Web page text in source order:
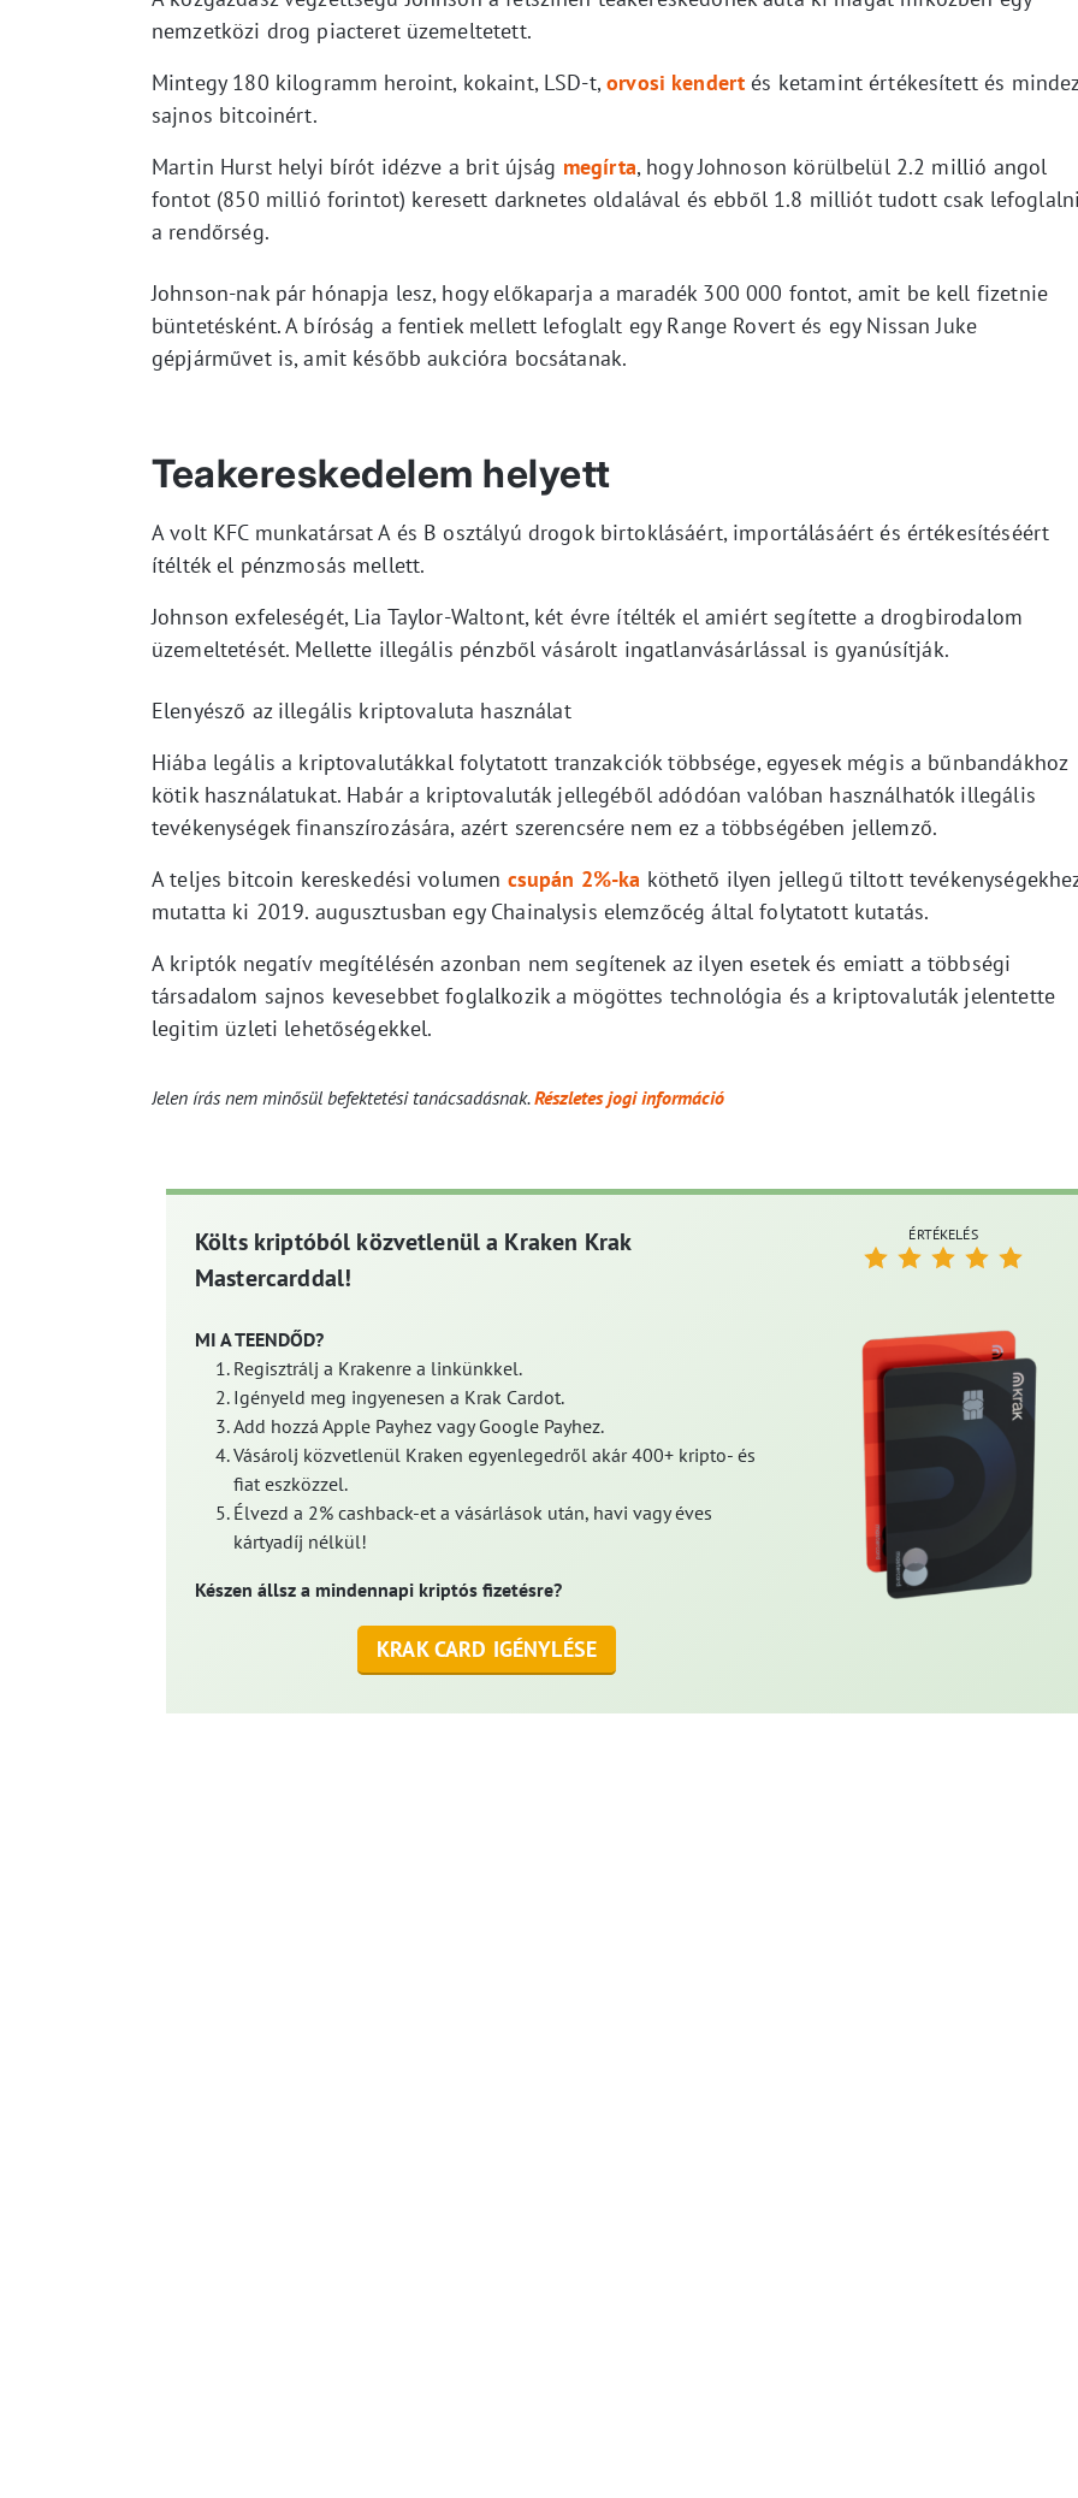
nemzetközi drog piacteret üzemeltetett.
Mintegy 180 kilogramm heroint, kokaint, LSD-t,orvosi kendert és ketamint értékesített és
sajnos bitcoinért.
Martin Hurst helyi bírót idézve a brit újság megírta, hogy Johnoson körülbelül 2.2 millió angol
fontot (850 millió forintot) keresett darknetes oldalával és ebből 1.8 milliót tudott csak
a rendőrség.
Johnson-nak pár hónapja lesz, hogy előkaparja a maradék 300 000 fontot, amit be kell fizetnie
büntetésként. A bíróság a fentiek mellett lefoglalt egy Range Rovert és egy Nissan Juke
gépjárművet is, amit később aukcióra bocsátanak.
Teakereskedelem helyett
A volt KFC munkatársat A és B osztályú drogok birtoklásáért, importálásáért és értékesítéséért
ítélték el pénzmosás mellett.
Johnson exfeleségét, Lia Taylor-Waltont, két évre ítélték el amiért segítette a drogbirodalom
üzemeltetését. Mellette illegális pénzből vásárolt ingatlanvásárlással is gyanúsítják.
Elenyésző az illegális kriptovaluta használat
Hiába legális a kriptovalutákkal folytatott tranzakciók többsége, egyesek mégis a bűnbandákhoz
kötik használatukat. Habár a kriptovaluták jellegéből adódóan valóban használhatók illegális
tevékenységek finanszírozására, azért szerencsére nem ez a többségében jellemző.
A teljes bitcoin kereskedési volumen csupán 2%-ka köthető ilyen jellegű tiltott
mutatta ki 2019. augusztusban egy Chainalysis elemzőcég által folytatott kutatás.
A kriptók negatív megítélésén azonban nem segítenek az ilyen esetek és emiatt a többségi
társadalom sajnos kevesebbet foglalkozik a mögöttes technológia és a kriptovaluták jelentette
legitim üzleti lehetőségekkel.
Jelen írás nem minősül befektetési tanácsadásnak.Részletes jogi információ
Költs kriptóból közvetlenül a Kraken Krak
Mastercarddal!
MI A TEENDŐD?
Regisztrálj a Krakenre a linkünkkel.
Igényeld meg ingyenesen a Krak Cardot.
Add hozzá Apple Payhez vagy Google Payhez.
Vásárolj közvetlenül Kraken egyenlegedről akár 400+ kripto- és
fiat eszközzel.
Élvezd a 2% cashback-et a vásárlások után, havi vagy éves
kártyadíj nélkül!
Készen állsz a mindennapi kriptós fizetésre?
KRAK CARD IGÉNYLÉSE
ÉRTÉKELÉS